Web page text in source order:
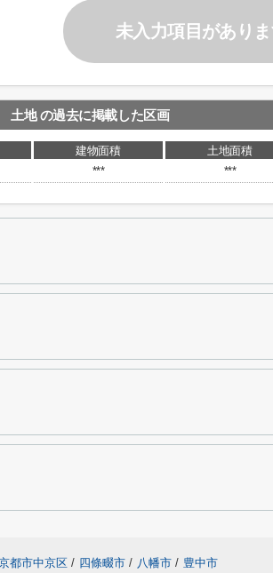
未入力項目があり
土地 の過去に掲載した区画
建物面積 土地面積
*** ***
都市中京区 / 四條畷市 / 八幡市 / 豊中市